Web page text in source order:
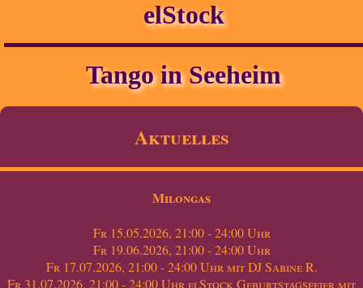
elStock
Tango in Seeheim
Aktuelles
Milongas
Fr 15.05.2026, 21:00 - 24:00 Uhr
Fr 19.06.2026, 21:00 - 24:00 Uhr
Fr 17.07.2026, 21:00 - 24:00 Uhr mit DJ Sabine R.
Fr 31.07.2026, 21:00 - 24:00 Uhr elStock Geburtstagsfeier mit